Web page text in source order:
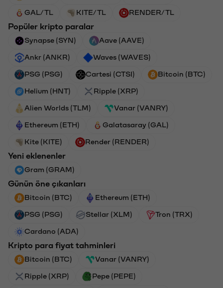
GAL/TL KITE/TL RENDER/TL
Popüler kripto paralar
Synapse (SYN) Aave (AAVE)
Ankr (ANKR) Waves (WAVES)
PSG (PSG) Cartesi (CTSI) Bitcoin (BTC)
Helium (HNT) Ripple (XRP)
Alien Worlds (TLM) Vanar (VANRY)
Ethereum (ETH) Galatasaray (GAL)
Kite (KITE) Render (RENDER)
Yeni eklenenler
Gram (GRAM)
Günün öne çıkanları
Bitcoin (BTC) Ethereum (ETH)
PSG (PSG) Stellar (XLM) Tron (TRX)
Cardano (ADA)
Kripto para fiyat tahminleri
Bitcoin (BTC) Vanar (VANRY)
Ripple (XRP) Pepe (PEPE)